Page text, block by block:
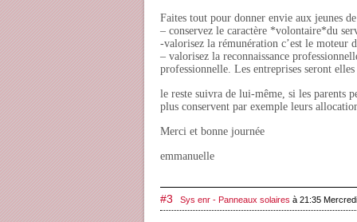
Faites tout pour donner envie aux jeunes de
– conservez le caractère *volontaire*du
-valorisez la rémunération c’est le
– valorisez la reconnaissance
professionnelle. Les entreprises seront elles
le reste suivra de lui-même, si les parents
plus conservent par exemple leurs
Merci et bonne journée
emmanuelle
#3 Sys enr - Panneaux solaires à 21:35